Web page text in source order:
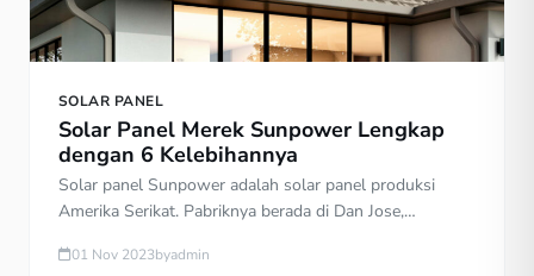
SOLAR PANEL
Solar Panel Merek Sunpower Lengkap
dengan 6 Kelebihannya
Solar panel Sunpower adalah solar panel produksi
Amerika Serikat. Pabriknya berada di Dan Jose,
Filipina dan Meksiko. Sunpower termasuk salah satu
01 Nov 2023byadmin